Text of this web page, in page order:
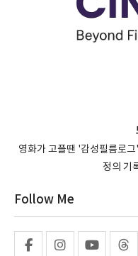
영화가 고플땐 '감성필름로
정의 기
Follow Me